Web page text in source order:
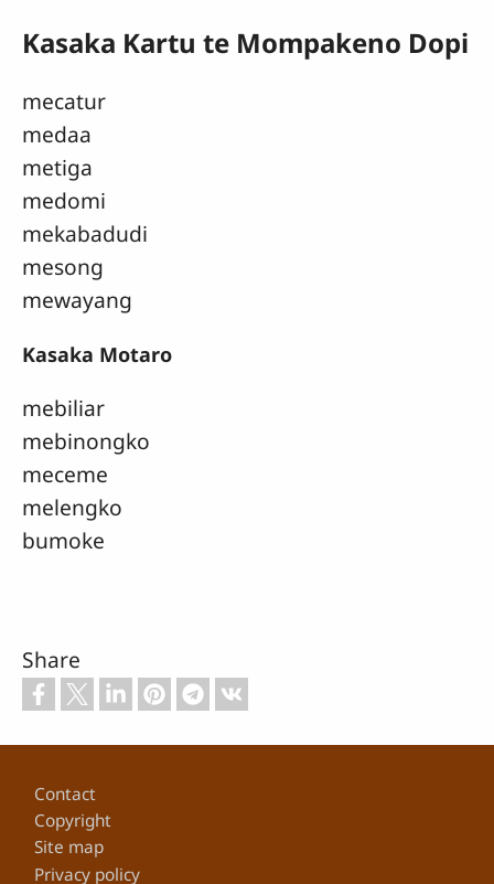
Kasaka Kartu te Mompakeno Dopi
mecatur
medaa
metiga
medomi
mekabadudi
mesong
mewayang
Kasaka Motaro
mebiliar
mebinongko
meceme
melengko
bumoke
Share
Footer
Contact
Copyright
Site map
Privacy policy